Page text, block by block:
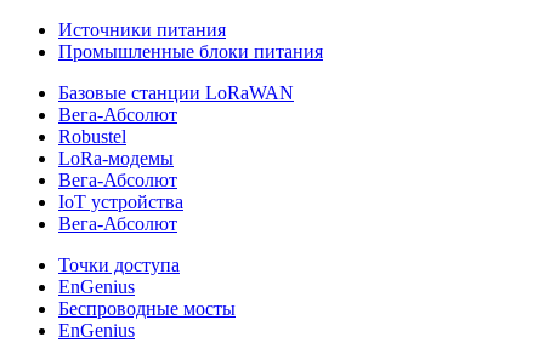
Источники питания
Промышленные блоки питания
Базовые станции LoRaWAN
Вега-Абсолют
Robustel
LoRa-модемы
Вега-Абсолют
IoT устройства
Вега-Абсолют
Точки доступа
EnGenius
Беспроводные мосты
EnGenius